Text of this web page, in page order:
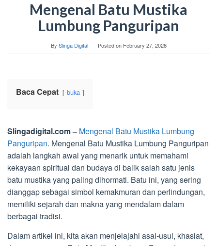
Mengenal Batu Mustika
Lumbung Panguripan
By Slinga Digital Posted on February 27, 2026
Baca Cepat buka
Slingadigital.com – Mengenal Batu Mustika Lumbung
Panguripan. Mengenal Batu Mustika Lumbung Panguripan
adalah langkah awal yang menarik untuk memahami
kekayaan spiritual dan budaya di balik salah satu jenis
batu mustika yang paling dihormati. Batu ini, yang sering
dianggap sebagai simbol kemakmuran dan perlindungan,
memiliki sejarah dan makna yang mendalam dalam
berbagai tradisi.
Dalam artikel ini, kita akan menjelajahi asal-usul, khasiat,